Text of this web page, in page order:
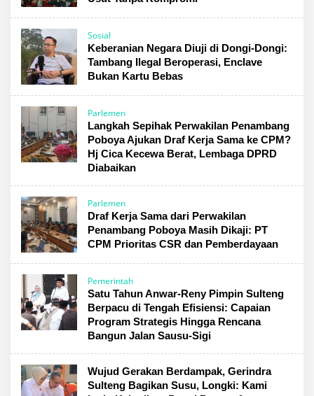
Sosial
Keberanian Negara Diuji di Dongi-Dongi:
Tambang Ilegal Beroperasi, Enclave
Bukan Kartu Bebas
Parlemen
Langkah Sepihak Perwakilan Penambang
Poboya Ajukan Draf Kerja Sama ke CPM?
Hj Cica Kecewa Berat, Lembaga DPRD
Diabaikan
Parlemen
Draf Kerja Sama dari Perwakilan
Penambang Poboya Masih Dikaji: PT
CPM Prioritas CSR dan Pemberdayaan
Pemerintah
Satu Tahun Anwar-Reny Pimpin Sulteng
Berpacu di Tengah Efisiensi: Capaian
Program Strategis Hingga Rencana
Bangun Jalan Sausu-Sigi
Wujud Gerakan Berdampak, Gerindra
Sulteng Bagikan Susu, Longki: Kami